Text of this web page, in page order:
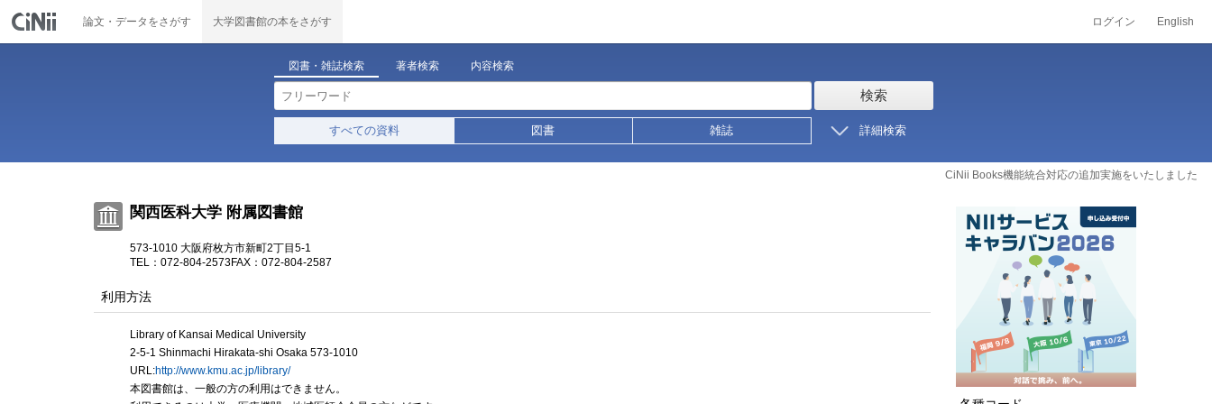
論文・データをさがす 大学図書館の本をさがす ログイン English
図書・雑誌検索 著者検索 内容検索
検索
すべての資料 図書 雑誌 詳細検索
CiNii Books機能統合対応の追加実施をいたしました
関西医科大学 附属図書館
573-1010 大阪府枚方市新町2丁目5-1
TEL：072-804-2573FAX：072-804-2587
利用方法
Library of Kansai Medical University
2-5-1 Shinmachi Hirakata-shi Osaka 573-1010
URL:http://www.kmu.ac.jp/library/
本図書館は、一般の方の利用はできません。